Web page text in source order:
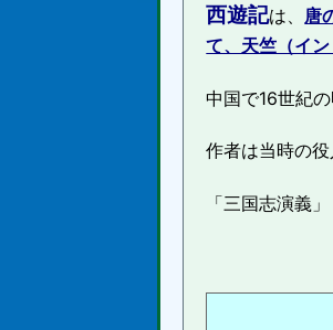
西遊記は、 唐
て、天竺（イ
中国で16世紀
作者は当時の
「三国志演義